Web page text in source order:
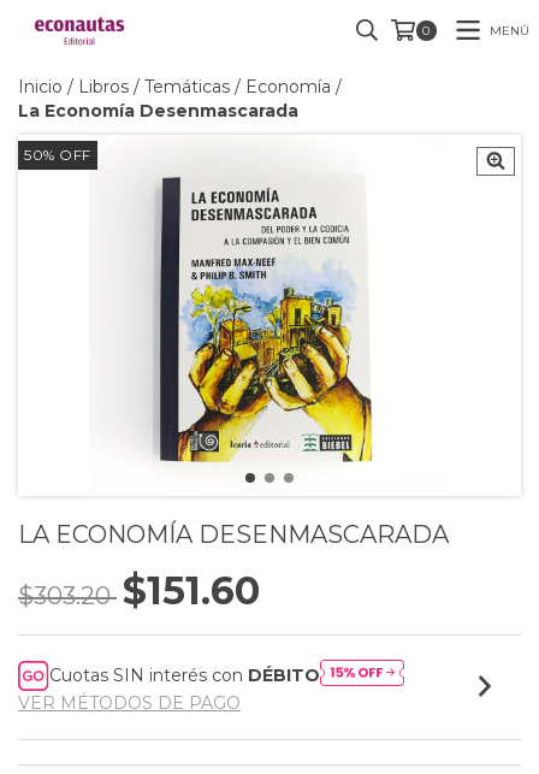
0 MENÚ
Inicio / Libros / Temáticas / Economía /
La Economía Desenmascarada
50% OFF
LA ECONOMÍA DESENMASCARADA
$303.20 $151.60
Cuotas SIN interés con DÉBITO
VER MÉTODOS DE PAGO